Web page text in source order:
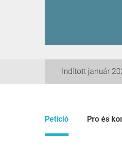
Indított január
Petíció Pro és